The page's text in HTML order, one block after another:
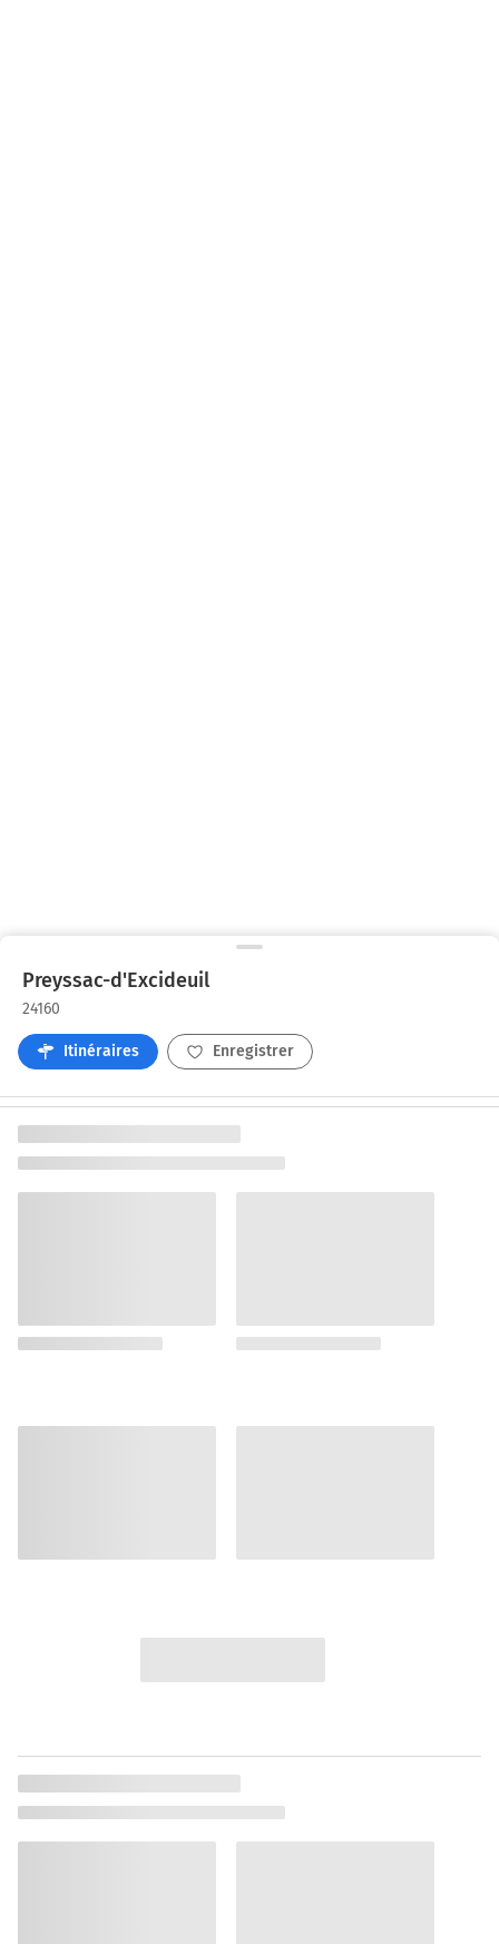
Preyssac-d'Excideuil
24160
Itinéraires Enregistrer